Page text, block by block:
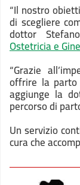
“Il nostro
di scegliere
dottor
Ostetricia e
“Grazie
offrire la
aggiunge la
percorso di
Un servizio
cura che